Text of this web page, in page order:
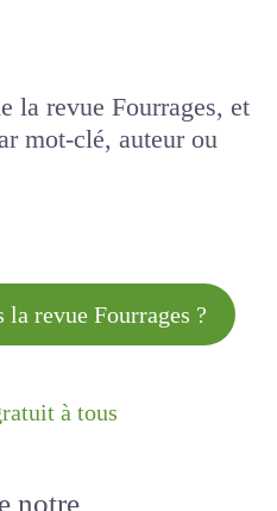
la revue Fourrages, et
mot-clé, auteur ou
la revue
gratuit à